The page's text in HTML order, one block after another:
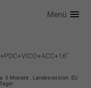
Menü
6 Monate , Landesversion: EU